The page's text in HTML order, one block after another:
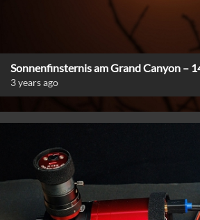
Sonnenfinsternis am Grand Canyon –
3 years ago